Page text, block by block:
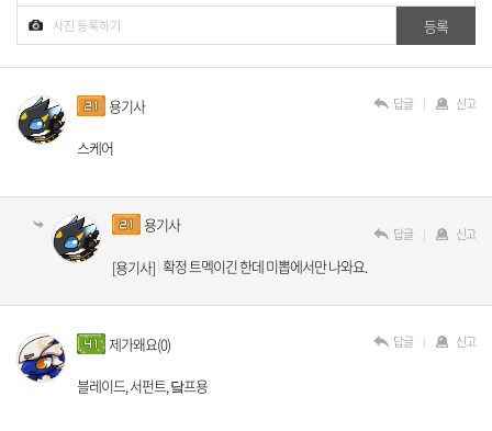
용기사
스케어
답글 신고
용기사
[용기사] 확정 트멕이긴 한데 미뽑에서만 나와요.
답글 신고
제가왜요(0)
블레이드, 서펀트, 닼프용
답글 신고